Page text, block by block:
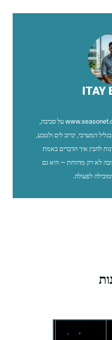
ITAY
שמי איתי ברק, ואני כותב ב-www.seasonet.co.il על סביבה,
בגליל המערבי, קרוב לים ולטבע,
להבין איך הדברים באמת
לא רק מדווחת — היא גם
לפעולה.